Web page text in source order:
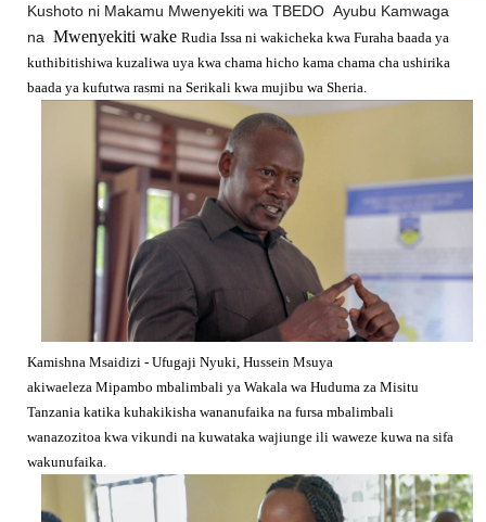
Kushoto ni Makamu Mwenyekiti wa TBEDO Ayubu Kamwaga
na Mwenyekiti wake Rudia Issa ni wakicheka kwa Furaha baada ya
kuthibitishiwa kuzaliwa uya kwa chama hicho kama chama cha ushirika
baada ya kufutwa rasmi na Serikali kwa mujibu wa Sheria.
Kamishna Msaidizi - Ufugaji Nyuki, Hussein Msuya
akiwaeleza Mipambo mbalimbali ya Wakala wa Huduma za Misitu
Tanzania katika kuhakikisha wananufaika na fursa mbalimbali
wanazozitoa kwa vikundi na kuwataka wajiunge ili waweze kuwa na sifa
wakunufaika.